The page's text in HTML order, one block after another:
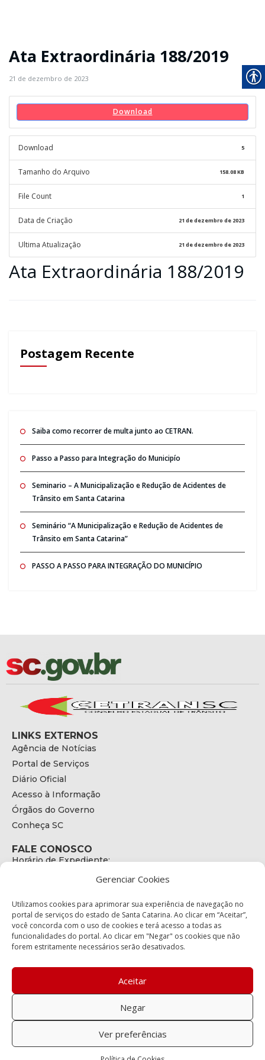
Gerenciar Cookies
Utilizamos cookies para aprimorar sua experiência de navegação no
portal de serviços do estado de Santa Catarina. Ao clicar em “Aceitar”,
você concorda com o uso de cookies e terá acesso a todas as
funcionalidades do portal. Ao clicar em "Negar" os cookies que não
forem estritamente necessários serão desativados.
Aceitar
Negar
Ver preferências
Ata Extraordinária 188/2019
21 de dezembro de 2023
Download
Download 5
Tamanho do Arquivo 158.08 KB
File Count 1
Data de Criação 21 de dezembro de 2023
Ultima Atualização 21 de dezembro de 2023
Ata Extraordinária 188/2019
Postagem Recente
Saiba como recorrer de multa junto ao CETRAN.
Passo a Passo para Integração do Municipío
Seminario – A Municipalização e Redução de Acidentes de
Trânsito em Santa Catarina
Seminário “A Municipalização e Redução de Acidentes de
Trânsito em Santa Catarina”
PASSO A PASSO PARA INTEGRAÇÃO DO MUNICÍPIO
LINKS EXTERNOS
Agência de Notícias
Portal de Serviços
Diário Oficial
Acesso à Informação
Órgãos do Governo
Conheça SC
FALE CONOSCO
Horário de Expediente:
E-mail:
secretariaexecutiva@cetran.sc.gov.br
ENDEREÇO
Endereço:
Bairro:
Coqueiros, Florianópolis SC
88.080-160
Política de privacidade
Copyright © 2023 Todos os Direitos Reservados SC - Governo de